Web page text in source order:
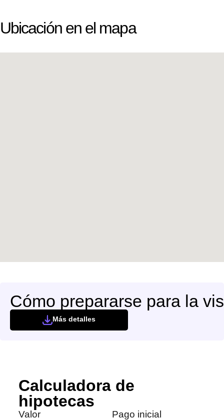
Ubicación en el mapa
Cómo prepararse para la
Más detalles
Calculadora de
hipotecas
Valor Pago inicial